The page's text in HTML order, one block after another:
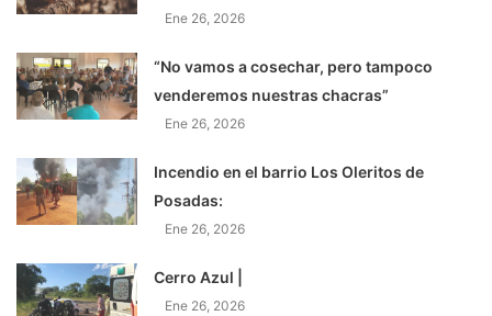
Ene 26, 2026
“No vamos a cosechar, pero tampoco
venderemos nuestras chacras”
Ene 26, 2026
Incendio en el barrio Los Oleritos de
Posadas:
Ene 26, 2026
Cerro Azul |
Ene 26, 2026